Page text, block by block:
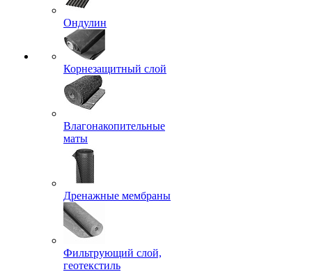
Ондулин
Корнезащитный слой
Влагонакопительные
маты
Дренажные мембраны
Фильтрующий слой,
геотекстиль